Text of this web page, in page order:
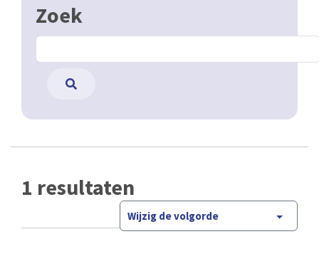
Zoek
1 resultaten
Wijzig de volgorde